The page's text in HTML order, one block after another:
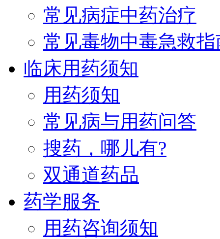
常见病症中药治疗
常见毒物中毒急救指
临床用药须知
用药须知
常见病与用药问答
搜药，哪儿有?
双通道药品
药学服务
用药咨询须知